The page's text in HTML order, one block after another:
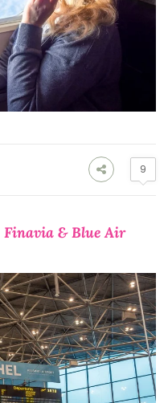
9
Finavia & Blue Air